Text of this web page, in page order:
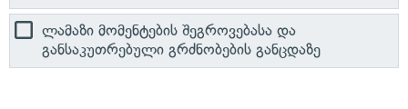
ლამაზი მომენტების შეგროვებასა და
განსაკუთრებული გრძნობების განცდაზე